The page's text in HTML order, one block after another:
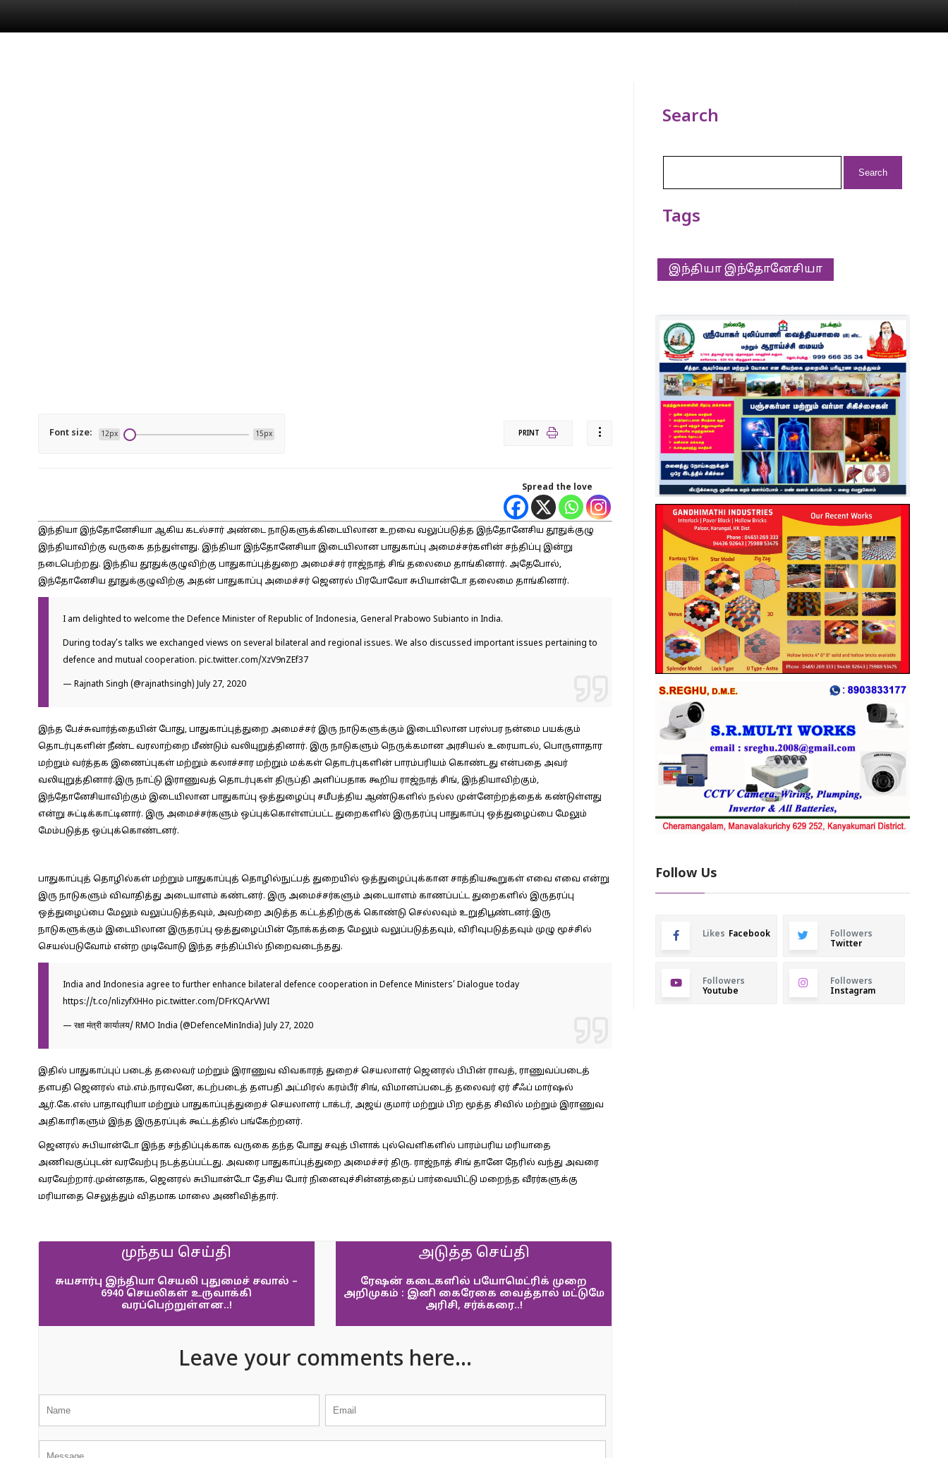
Font size: 12px 15px PRINT
Spread the love
இந்தியா இந்தோனேசியா ஆகிய கடல்சார் அண்டை நாடுகளுக்கிடையிலான உறவை வலுப்படுத்த இந்தோனேசிய தூதுக்குழு
இந்தியாவிற்கு வருகை தந்துள்ளது. இந்தியா இந்தோனேசியா இடையிலான பாதுகாப்பு அமைச்சர்களின் சந்திப்பு இன்று
நடைபெற்றது. இந்திய தூதுக்குழுவிற்கு பாதுகாப்புத்துறை அமைச்சர் ராஜ்நாத் சிங் தலைமை தாங்கினார். அதேபோல்,
இந்தோனேசிய தூதுக்குழுவிற்கு அதன் பாதுகாப்பு அமைச்சர் ஜெனரல் பிரபோவோ சுபியான்டோ தலைமை தாங்கினார்.
I am delighted to welcome the Defence Minister of Republic of Indonesia, General Prabowo Subianto in India.
During today’s talks we exchanged views on several bilateral and regional issues. We also discussed important issues pertaining to
defence and mutual cooperation. pic.twitter.com/XzV9nZEf37
— Rajnath Singh (@rajnathsingh) July 27, 2020
இந்த பேச்சுவார்த்தையின் போது, பாதுகாப்புத்துறை அமைச்சர் இரு நாடுகளுக்கும் இடையிலான பரஸ்பர நன்மை பயக்கும்
தொடர்புகளின் நீண்ட வரலாற்றை மீண்டும் வலியுறுத்தினார். இரு நாடுகளும் நெருக்கமான அரசியல் உரையாடல், பொருளாதார
மற்றும் வர்த்தக இணைப்புகள் மற்றும் கலாச்சார மற்றும் மக்கள் தொடர்புகளின் பாரம்பரியம் கொண்டது என்பதை அவர்
வலியுறுத்தினார்.இரு நாட்டு இராணுவத் தொடர்புகள் திருப்தி அளிப்பதாக கூறிய ராஜ்நாத் சிங், இந்தியாவிற்கும்,
இந்தோனேசியாவிற்கும் இடையிலான பாதுகாப்பு ஒத்துழைப்பு சமீபத்திய ஆண்டுகளில் நல்ல முன்னேற்றத்தைக் கண்டுள்ளது
என்று சுட்டிக்காட்டினார். இரு அமைச்சர்களும் ஒப்புக்கொள்ளப்பட்ட துறைகளில் இருதரப்பு பாதுகாப்பு ஒத்துழைப்பை மேலும்
மேம்படுத்த ஒப்புக்கொண்டனர்.
பாதுகாப்புத் தொழில்கள் மற்றும் பாதுகாப்புத் தொழில்நுட்பத் துறையில் ஒத்துழைப்புக்கான சாத்தியகூறுகள் எவை எவை என்று
இரு நாடுகளும் விவாதித்து அடையாளம் கண்டனர். இரு அமைச்சர்களும் அடையாளம் காணப்பட்ட துறைகளில் இருதரப்பு
ஒத்துழைப்பை மேலும் வலுப்படுத்தவும், அவற்றை அடுத்த கட்டத்திற்குக் கொண்டு செல்லவும் உறுதிபூண்டனர்.இரு
நாடுகளுக்கும் இடையிலான இருதரப்பு ஒத்துழைப்பின் நோக்கத்தை மேலும் வலுப்படுத்தவும், விரிவுபடுத்தவும் முழு மூச்சில்
செயல்படுவோம் என்ற முடிவோடு இந்த சந்திப்பில் நிறைவடைந்தது.
India and Indonesia agree to further enhance bilateral defence cooperation in Defence Ministers’ Dialogue today
https://t.co/nlizyfXHHo pic.twitter.com/DFrKQArVWI
— रक्षा मंत्री कार्यालय/ RMO India (@DefenceMinIndia) July 27, 2020
இதில் பாதுகாப்புப் படைத் தலைவர் மற்றும் இராணுவ விவகாரத் துறைச் செயலாளர் ஜெனரல் பிபின் ராவத், ராணுவப்படைத்
தளபதி ஜெனரல் எம்.எம்.நாரவனே, கடற்படைத் தளபதி அட்மிரல் கரம்பீர் சிங், விமானப்படைத் தலைவர் ஏர் சீஃப் மார்ஷல்
ஆர்.கே.எஸ் பாதாவுரியா மற்றும் பாதுகாப்புத்துறைச் செயலாளர் டாக்டர், அஜய் குமார் மற்றும் பிற மூத்த சிவில் மற்றும் இராணுவ
அதிகாரிகளும் இந்த இருதரப்புக் கூட்டத்தில் பங்கேற்றனர்.
ஜெனரல் சுபியான்டோ இந்த சந்திப்புக்காக வருகை தந்த போது சவுத் பிளாக் புல்வெளிகளில் பாரம்பரிய மரியாதை
அணிவகுப்புடன் வரவேற்பு நடத்தப்பட்டது. அவரை பாதுகாப்புத்துறை அமைச்சர் திரு. ராஜ்நாத் சிங் தானே நேரில் வந்து அவரை
வரவேற்றார்.முன்னதாக, ஜெனரல் சுபியான்டோ தேசிய போர் நினைவுச்சின்னத்தைப் பார்வையிட்டு மறைந்த வீரர்களுக்கு
மரியாதை செலுத்தும் விதமாக மாலை அணிவித்தார்.
முந்தய செய்தி
சுயசார்பு இந்தியா செயலி புதுமைச் சவால் –
6940 செயலிகள் உருவாக்கி
வரப்பெற்றுள்ளன..!
அடுத்த செய்தி
ரேஷன் கடைகளில் பயோமெட்ரிக் முறை
அறிமுகம் : இனி கைரேகை வைத்தால் மட்டுமே
அரிசி, சர்க்கரை..!
Leave your comments here...
Search
Tags
இந்தியா இந்தோனேசியா
Follow Us
Likes Facebook
Followers
Twitter
Followers
Youtube
Followers
Instagram